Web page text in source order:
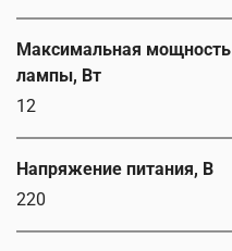
Максимальная мощность
лампы, Вт
12
Напряжение питания, В
220